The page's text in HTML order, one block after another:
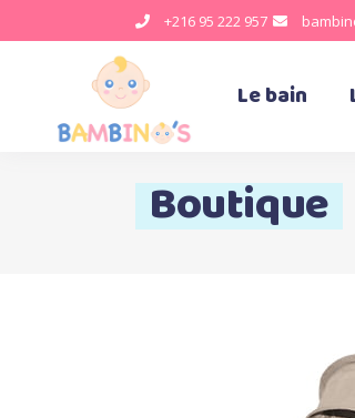
+216 95 222 957
Le bain
Boutique